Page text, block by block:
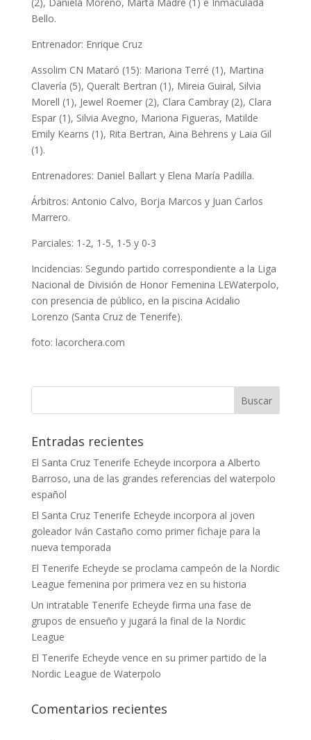
Bello.
Entrenador: Enrique Cruz
Assolim CN Mataró (15): Mariona Terré (1), Martina
Clavería (5), Queralt Bertran (1), Mireia Guiral, Silvia
Morell (1), Jewel Roemer (2), Clara Cambray (2), Clara
Espar (1), Silvia Avegno, Mariona Figueras, Matilde
Emily Kearns (1), Rita Bertran, Aina Behrens y Laia Gil
(1).
Entrenadores: Daniel Ballart y Elena María Padilla.
Árbitros: Antonio Calvo, Borja Marcos y Juan Carlos
Marrero.
Parciales: 1-2, 1-5, 1-5 y 0-3
Incidencias: Segundo partido correspondiente a la Liga
Nacional de División de Honor Femenina LEWaterpolo,
con presencia de público, en la piscina Acidalio
Lorenzo (Santa Cruz de Tenerife).
foto: lacorchera.com
Entradas recientes
El Santa Cruz Tenerife Echeyde incorpora a Alberto
Barroso, una de las grandes referencias del waterpolo
español
El Santa Cruz Tenerife Echeyde incorpora al joven
goleador Iván Castaño como primer fichaje para la
nueva temporada
El Tenerife Echeyde se proclama campeón de la Nordic
League femenina por primera vez en su historia
Un intratable Tenerife Echeyde firma una fase de
grupos de ensueño y jugará la final de la Nordic
League
El Tenerife Echeyde vence en su primer partido de la
Nordic League de Waterpolo
Comentarios recientes